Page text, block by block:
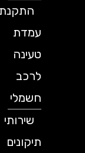
התקנת
עמדת
טעינה
לרכב
חשמלי
שירותי
תיקונים